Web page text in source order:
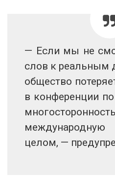
— Если мы не
слов к реальным
общество
в конференции
целом, —